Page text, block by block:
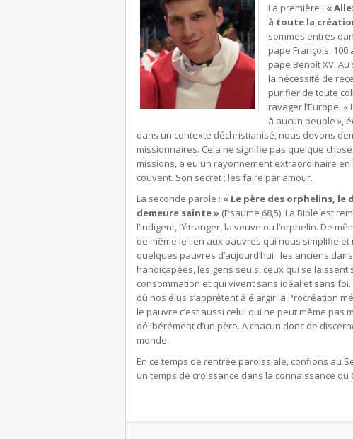
La première : «
à toute la
sommes entrés
pape François,
pape Benoît XV. Au
la nécessité de
purifier de toute
ravager l’Europe.
à aucun peuple »,
dans un contexte déchristianisé, nous devons
missionnaires. Cela ne signifie pas quelque
missions, a eu un rayonnement extraordinaire
couvent. Son secret : les faire par amour.
La seconde parole : « Le père des orphelins, le
demeure sainte » (Psaume 68,5). La Bible est
l’indigent, l’étranger, la veuve ou l’orphelin. De
de même le lien aux pauvres qui nous simplifie
quelques pauvres d’aujourd’hui : les anciens
handicapées, les gens seuls, ceux qui se
consommation et qui vivent sans idéal et sans
où nos élus s’apprêtent à élargir la Procréation
le pauvre c’est aussi celui qui ne peut même pas
délibérément d’un père. A chacun donc de
monde.
En ce temps de rentrée paroissiale, confions au
un temps de croissance dans la connaissance du